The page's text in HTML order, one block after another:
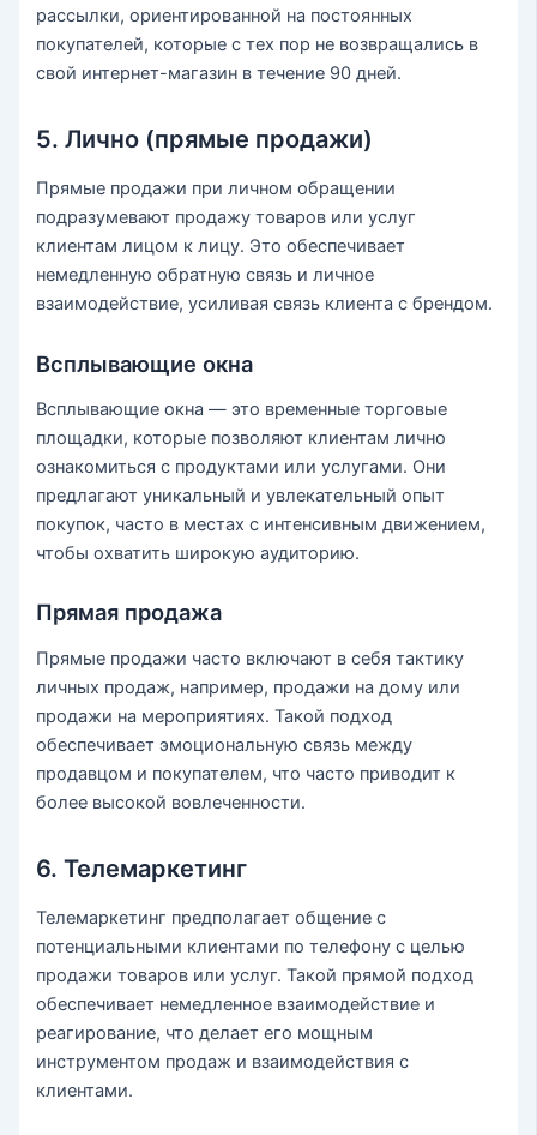
рассылки, ориентированной на постоянных
покупателей, которые с тех пор не возвращались в
свой интернет-магазин в течение 90 дней.
5. Лично (прямые продажи)
Прямые продажи при личном обращении
подразумевают продажу товаров или услуг
клиентам лицом к лицу. Это обеспечивает
немедленную обратную связь и личное
взаимодействие, усиливая связь клиента с брендом.
Всплывающие окна
Всплывающие окна — это временные торговые
площадки, которые позволяют клиентам лично
ознакомиться с продуктами или услугами. Они
предлагают уникальный и увлекательный опыт
покупок, часто в местах с интенсивным движением,
чтобы охватить широкую аудиторию.
Прямая продажа
Прямые продажи часто включают в себя тактику
личных продаж, например, продажи на дому или
продажи на мероприятиях. Такой подход
обеспечивает эмоциональную связь между
продавцом и покупателем, что часто приводит к
более высокой вовлеченности.
6. Телемаркетинг
Телемаркетинг предполагает общение с
потенциальными клиентами по телефону с целью
продажи товаров или услуг. Такой прямой подход
обеспечивает немедленное взаимодействие и
реагирование, что делает его мощным
инструментом продаж и взаимодействия с
клиентами.